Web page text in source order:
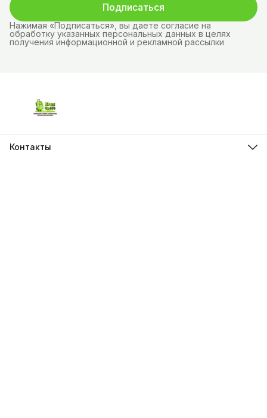
Подписаться
Нажимая «Подписаться», вы даете согласие на
обработку указанных персональных данных в целях
получения информационной и рекламной рассылки
Контакты